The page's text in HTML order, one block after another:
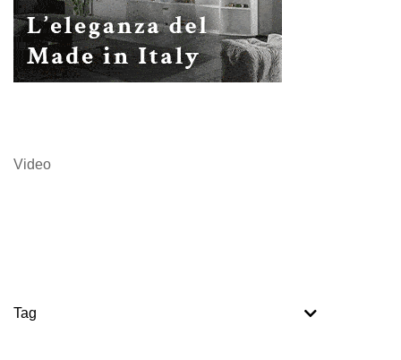
Video
Tag